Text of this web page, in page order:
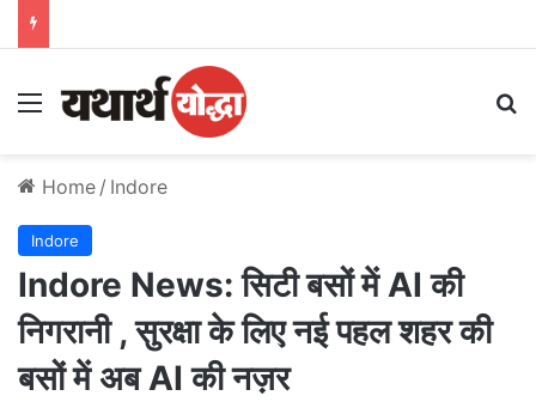
Menu
Home / Indore
Indore
Indore News: सिटी बसों में AI की
निगरानी , सुरक्षा के लिए नई पहल शहर की
बसों में अब AI की नज़र